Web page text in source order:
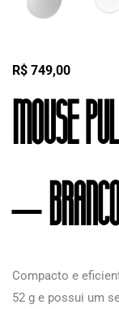
R$ 749,00
Mouse
–
Compacto e
52 g e possui um